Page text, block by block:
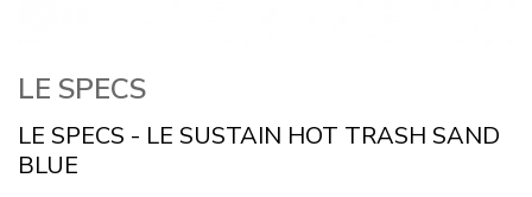
LE SPECS
LE SPECS - LE SUSTAIN HOT TRASH SAND
BLUE